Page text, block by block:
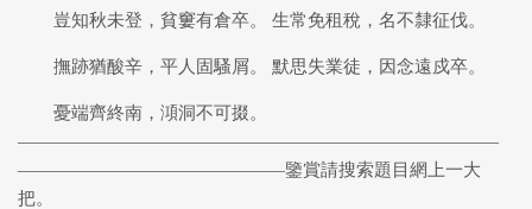
豈知秋未登，貧窶有倉卒。 生常免租稅，名不隸征伐。
撫跡猶酸辛，平人固騷屑。 默思失業徒，因念遠戍卒。
憂端齊終南，澒洞不可掇。
———————————————————————————
———————————————鑒賞請搜索題目網上一大
把。